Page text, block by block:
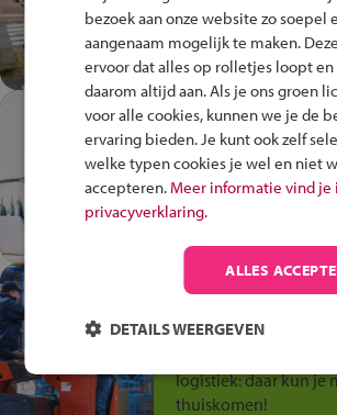
Speel het Fiets Veilig
en win een Cortina-
In de winkel
plek!
Ontdek via het vmbo
op de winkelvloer,
Jouw talent in
Transport en
logistiek: daar kun je
thuiskomen!
bezoek aan onze website zo soepel
aangenaam mogelijk te maken.
ervoor dat alles op rolletjes loopt en
daarom altijd aan. Als je ons groen
voor alle cookies, kunnen we je de
ervaring bieden. Je kunt ook zelf
welke typen cookies je wel en niet
accepteren. Meer informatie vind je
privacyverklaring.
ALLES
DETAILS WEERGEVEN